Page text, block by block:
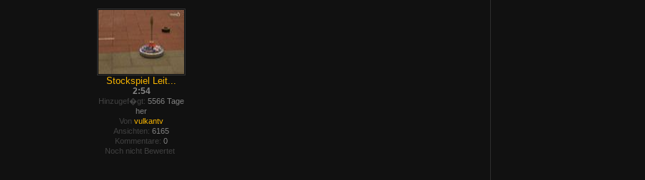
Stockspiel Leit...
2:54
Hinzugef�gt: 5566 Tage
her
Von vulkantv
Ansichten: 6165
Kommentare: 0
Noch nicht Bewertet